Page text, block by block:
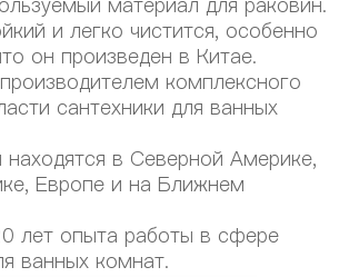
и легко чистится, особенно
он произведен в Китае.
комплексного
сантехники для ванных
в Северной Америке,
Европе и на Ближнем
лет опыта работы в сфере
ванных комнат.